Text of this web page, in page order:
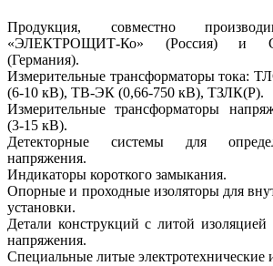
Продукция, совместно
«ЭЛЕКТРОЩИТ-Ко» (Россия) и
(Германия).
Измерительные трансформаторы тока:
(6-10 кВ), ТВ-ЭК (0,66-750 кВ), ТЗЛК(Р).
Измерительные трансформаторы
(3-15 кВ).
Детекторные системы для
напряжения.
Индикаторы короткого замыкания.
Опорные и проходные изоляторы для
установки.
Детали конструкций с литой
напряжения.
Специальные литые электротехнические